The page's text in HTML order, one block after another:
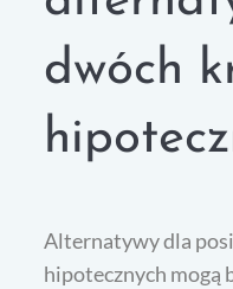
dwóch
Alternatywy dla
hipotecznych mogą